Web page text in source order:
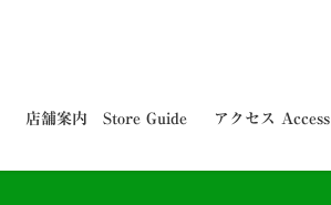
店舗案内 Store Guide アクセス Access